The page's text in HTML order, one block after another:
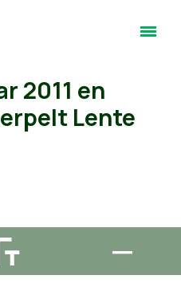
2011 en
Lente